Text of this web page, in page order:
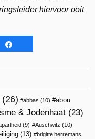
hiervoor ooit
(26) abbas (10)
abou
& Jodenhaat (23)
(9) Auschwitz (10)
(13)
brigitte herremans